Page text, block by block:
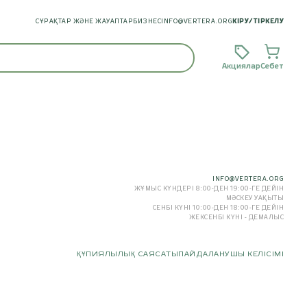
СҰРАҚТАР ЖӘНЕ ЖАУАПТАР БИЗНЕС INFO@VERTERA.ORG КІРУ/ ТІРКЕЛУ
АкцияларСебет
INFO@VERTERA.ORG
ЖҰМЫС КҮНДЕРІ 8:00-ДЕН 19:00-ГЕ ДЕЙІН
МӘСКЕУ УАҚЫТЫ
СЕНБІ КҮНІ 10:00-ДЕН 18:00-ГЕ ДЕЙІН
ЖЕКСЕНБІ КҮНІ - ДЕМАЛЫС
ҚҰПИЯЛЫЛЫҚ САЯСАТЫ ПАЙДАЛАНУШЫ КЕЛІСІМІ